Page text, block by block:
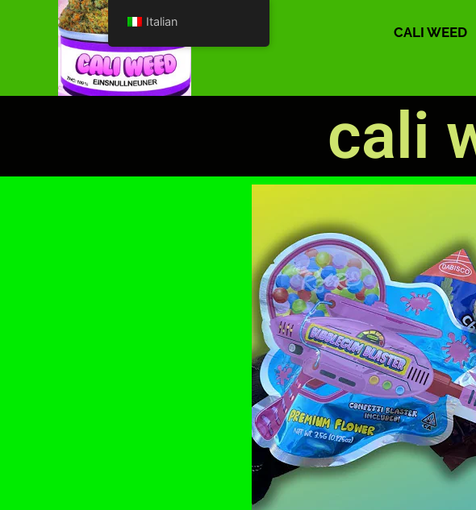
CALI WEED
cali
Italian